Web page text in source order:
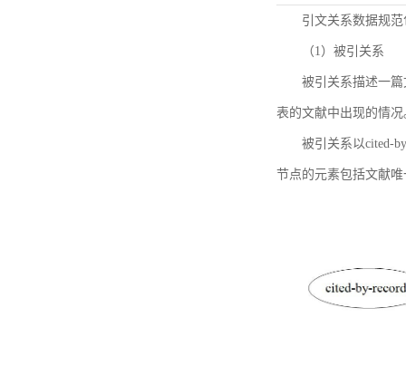
引文关系数据规
（1）被引关系
被引关系描述一
表的文献中出现的情况
被引关系以cited-
节点的元素包括文献